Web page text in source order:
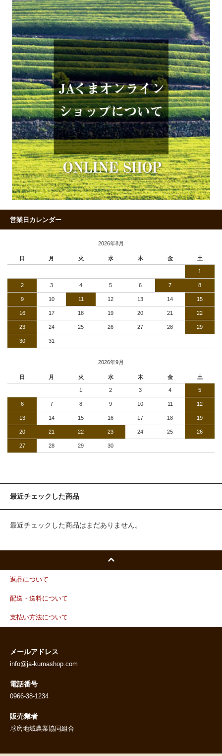
営業日カレンダー
2026年8月
日 月 火 水 木 金 土
1
2 3 4 5 6 7 8
9 10 11 12 13 14 15
16 17 18 19 20 21 22
23 24 25 26 27 28 29
30 31
2026年9月
日 月 火 水 木 金 土
1 2 3 4 5
6 7 8 9 10 11 12
13 14 15 16 17 18 19
20 21 22 23 24 25 26
27 28 29 30
最近チェックした商品
最近チェックした商品はまだありません。
返品について
配送・送料について
支払い方法について
メールアドレス
info@ja-kumashop.com
電話番号
0966-38-1234
販売業者
球磨地域農業協同組合